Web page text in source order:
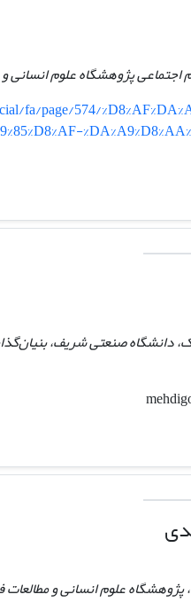
پژوهشگاه علوم انسانی
fa/page/574/
دانشگاه صنعتی شریف،
پژوهشگاه‌ علوم‌ انسانی‌ و